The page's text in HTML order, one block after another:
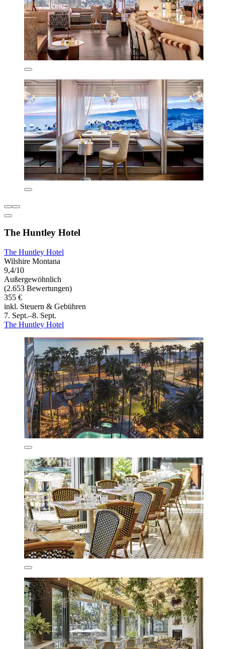
The Huntley Hotel
The Huntley Hotel
Wilshire Montana
9,4/10
Außergewöhnlich
(2.653 Bewertungen)
355 €
inkl. Steuern & Gebühren
7. Sept.–8. Sept.
The Huntley Hotel